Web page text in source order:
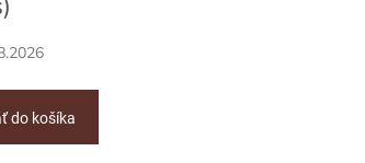
do košíka